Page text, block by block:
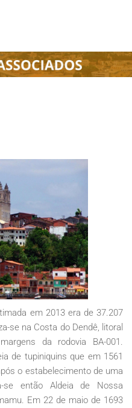
em 2013 era de 37.207
se na Costa do Dendê, litoral
da rodovia BA-001.
de tupiniquins que em 1561
o estabelecimento de uma
se então Aldeia de Nossa
Em 22 de maio de 1693